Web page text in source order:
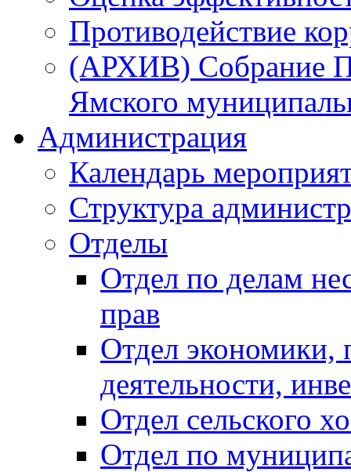
Противодействие
(АРХИВ) Собрание
Ямского
Администрация
Календарь
Структура
Отделы
Отдел по делам
прав
Отдел экономики,
деятельности,
Отдел сельского
Отдел по